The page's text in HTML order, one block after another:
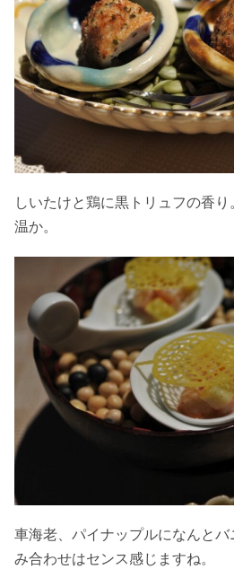
しいたけと鶏に黒トリュフの香
温か。
車海老、パイナップルになんと
み合わせはセンス感じますね。